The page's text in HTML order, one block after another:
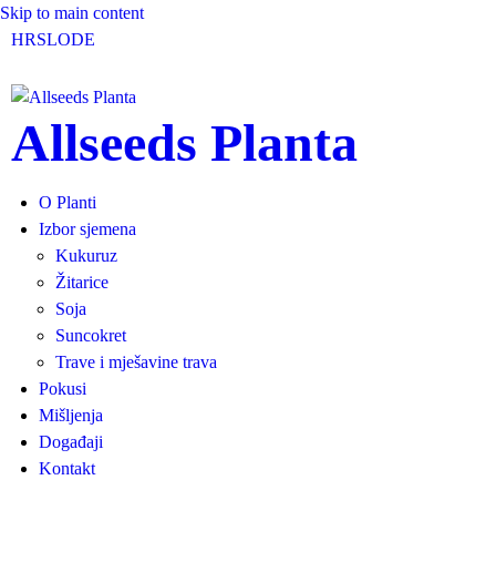
Skip to main content
HRSLODE
Allseeds Planta
O Planti
Izbor sjemena
Kukuruz
Žitarice
Soja
Suncokret
Trave i mješavine trava
Pokusi
Mišljenja
Događaji
Kontakt